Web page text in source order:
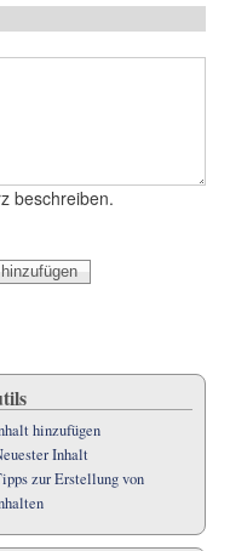
beschreiben.
hinzufügen
Inhalt
zur Erstellung von